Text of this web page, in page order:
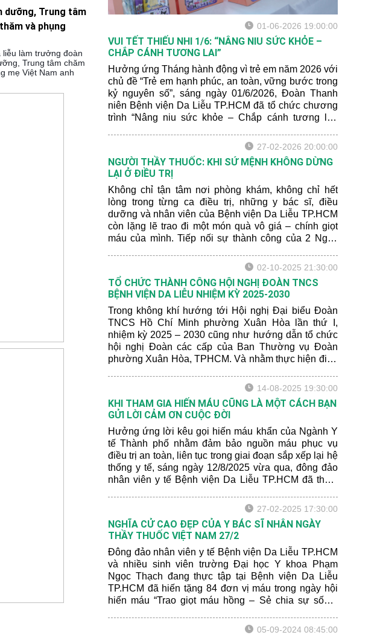
dưỡng, Trung tâm
và phụng
liễu làm trưởng đoàn
Trung tâm chăm
mẹ Việt Nam anh
01-06-2026 19:00:00
VUI TẾT THIẾU NHI 1/6: “NÂNG NIU SỨC KHỎE –
CHẮP CÁNH TƯƠNG LAI”
Hưởng ứng Tháng hành động vì trẻ em năm 2026 với
chủ đề “Trẻ em hạnh phúc, an toàn, vững bước trong
kỷ nguyên số”, sáng ngày 01/6/2026, Đoàn Thanh
niên Bệnh viện Da Liễu TP.HCM đã tổ chức chương
trình “Nâng niu sức khỏe – Chắp cánh tương lai”
viện nhân Ngày Quốc tế Thiếu nhi. 27-02-2026 20:00:00
NGƯỜI THẦY THUỐC: KHI SỨ MỆNH KHÔNG DỪNG
LẠI Ở ĐIỀU TRỊ
Không chỉ tận tâm nơi phòng khám, không chỉ hết
lòng trong từng ca điều trị, những y bác sĩ, điều
dưỡng và nhân viên của Bệnh viện Da Liễu TP.HCM
còn lặng lẽ trao đi một món quà vô giá – chính giọt
máu của mình. Tiếp nối sự thành công của 2 Ngày
2025, sáng ngày 27/02/2026, Ngày hội hiến máu lần
thứ 3 do Ban Chấp hành Đoàn Cơ sở và Ban Chấp
hành Công đoàn Bệnh viện Da Liễu TP.HCM phối
hợp tổ chức đã ghi nhận được tổng cộng 56 đơn vị
máu. Đây cũng là hoạt động nhân Kỷ niệm 71 năm
ngày Thầy thuốc Việt Nam (27/2/1955- 27/2/2026); Kỷ
niệm 95 năm ngày Thành lập Đoàn TNCS Hồ Chí
Minh (26/3/1931 -26/3/2026) và Hưởng ứng Lễ ra
quân Tháng Thanh niên (28/2/2026).
02-10-2025 21:30:00
TỔ CHỨC THÀNH CÔNG HỘI NGHỊ ĐOÀN TNCS
BỆNH VIỆN DA LIỄU NHIỆM KỲ 2025-2030
Trong không khí hướng tới Hội nghị Đại biểu Đoàn
TNCS Hồ Chí Minh phường Xuân Hòa lần thứ I,
nhiệm kỳ 2025 – 2030 cũng như hướng dẫn tổ chức
hội nghị Đoàn các cấp của Ban Thường vụ Đoàn
phường Xuân Hòa, TPHCM. Và nhằm thực hiện điều
giải pháp phù hợp đồng thời xác định yêu cầu nhiệm
vụ mới, đề ra những chương trình hành động cụ thể,
thiết thực với nhu cầu Đoàn viên thanh niên và nhiệm
vụ chính trị của đơn vị trong thời gian tới, chiều ngày
02/10/2025, Ban Chấp hành Đoàn Cơ sở Bệnh viện
Da Liễu TP.HCM đã tổ chức thành công Hội nghị
Đoàn TNCS Bệnh viện Da Liễu nhiệm kỳ 2025-2030.
14-08-2025 19:30:00
KHI THAM GIA HIẾN MÁU CŨNG LÀ MỘT CÁCH BẠN
GỬI LỜI CẢM ƠN CUỘC ĐỜI
Hưởng ứng lời kêu gọi hiến máu khẩn của Ngành Y
tế Thành phố nhằm đảm bảo nguồn máu phục vụ
điều trị an toàn, liên tục trong giai đoạn sắp xếp lại hệ
thống y tế, sáng ngày 12/8/2025 vừa qua, đông đảo
nhân viên y tế Bệnh viện Da Liễu TP.HCM đã tham
27-02-2025 17:30:00
NGHĨA CỬ CAO ĐẸP CỦA Y BÁC SĨ NHÂN NGÀY
THẦY THUỐC VIỆT NAM 27/2
Đông đảo nhân viên y tế Bệnh viện Da Liễu TP.HCM
và nhiều sinh viên trường Đại học Y khoa Phạm
Ngọc Thạch đang thực tập tại Bệnh viện Da Liễu
TP.HCM đã hiến tặng 84 đơn vị máu trong ngày hội
hiến máu “Trao giọt máu hồng – Sẻ chia sự sống”
(27/2/1955- 27/2/2025) được tổ chức đúng ngày Thầy
05-09-2024 08:45:00